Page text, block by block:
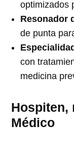
optimizados
Resonador
de punta
con
medicina
Hospiten,
Médico